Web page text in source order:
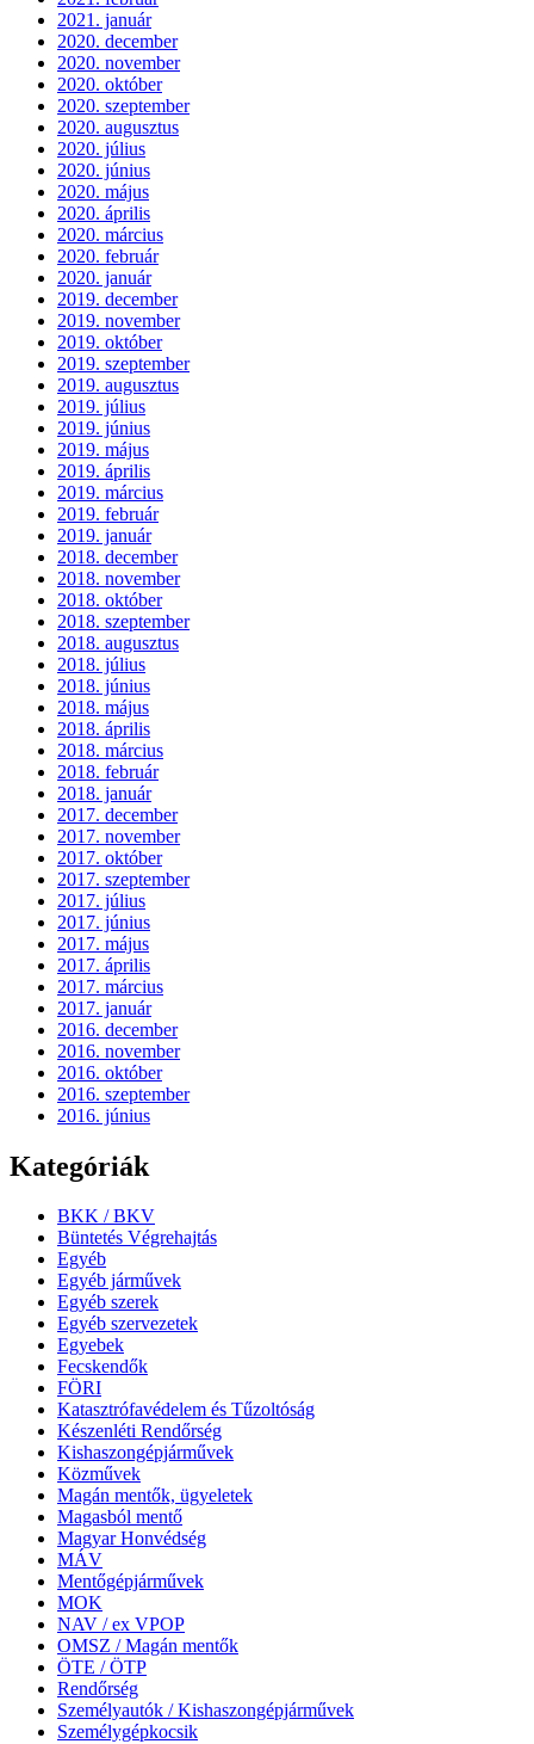
2021. január
2020. december
2020. november
2020. október
2020. szeptember
2020. augusztus
2020. július
2020. június
2020. május
2020. április
2020. március
2020. február
2020. január
2019. december
2019. november
2019. október
2019. szeptember
2019. augusztus
2019. július
2019. június
2019. május
2019. április
2019. március
2019. február
2019. január
2018. december
2018. november
2018. október
2018. szeptember
2018. augusztus
2018. július
2018. június
2018. május
2018. április
2018. március
2018. február
2018. január
2017. december
2017. november
2017. október
2017. szeptember
2017. július
2017. június
2017. május
2017. április
2017. március
2017. január
2016. december
2016. november
2016. október
2016. szeptember
2016. június
Kategóriák
BKK / BKV
Büntetés Végrehajtás
Egyéb
Egyéb járművek
Egyéb szerek
Egyéb szervezetek
Egyebek
Fecskendők
FÖRI
Katasztrófavédelem és Tűzoltóság
Készenléti Rendőrség
Kishaszongépjárművek
Közművek
Magán mentők, ügyeletek
Magasból mentő
Magyar Honvédség
MÁV
Mentőgépjárművek
MOK
NAV / ex VPOP
OMSZ / Magán mentők
ÖTE / ÖTP
Rendőrség
Személyautók / Kishaszongépjárművek
Személygépkocsik